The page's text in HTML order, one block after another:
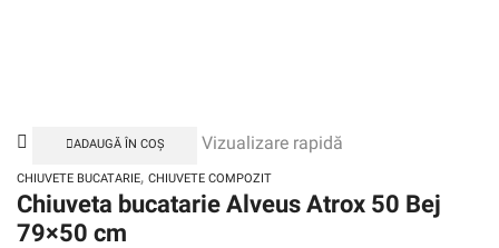
ADAUGĂ ÎN COȘ Vizualizare rapidă
CHIUVETE BUCATARIE, CHIUVETE COMPOZIT
Chiuveta bucatarie Alveus Atrox 50 Bej
79×50 cm